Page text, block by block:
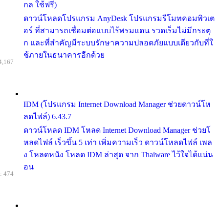
กล ใช้ฟรี)
ดาวน์โหลดโปรแกรม AnyDesk โปรแกรมรีโมทคอมพิวเต
อร์ ที่สามารถเชื่อมต่อแบบไร้พรมแดน รวดเร็มไม่มีกระตุ
ก และที่สำคัญมีระบบรักษาความปลอดภัยแบบเดียวกับที่ใ
ช้ภายในธนาคารอีกด้วย
IDM (โปรแกรม Internet Download Manager ช่วยดาวน์โห
ลดไฟล์) 6.43.7
ดาวน์โหลด IDM โหลด Internet Download Manager ช่วยโ
หลดไฟล์ เร็วขึ้น 5 เท่า เพิ่มความเร็ว ดาวน์โหลดไฟล์ เพล
ง โหลดหนัง โหลด IDM ล่าสุด จาก Thaiware ไว้ใจได้แน่น
อน
474